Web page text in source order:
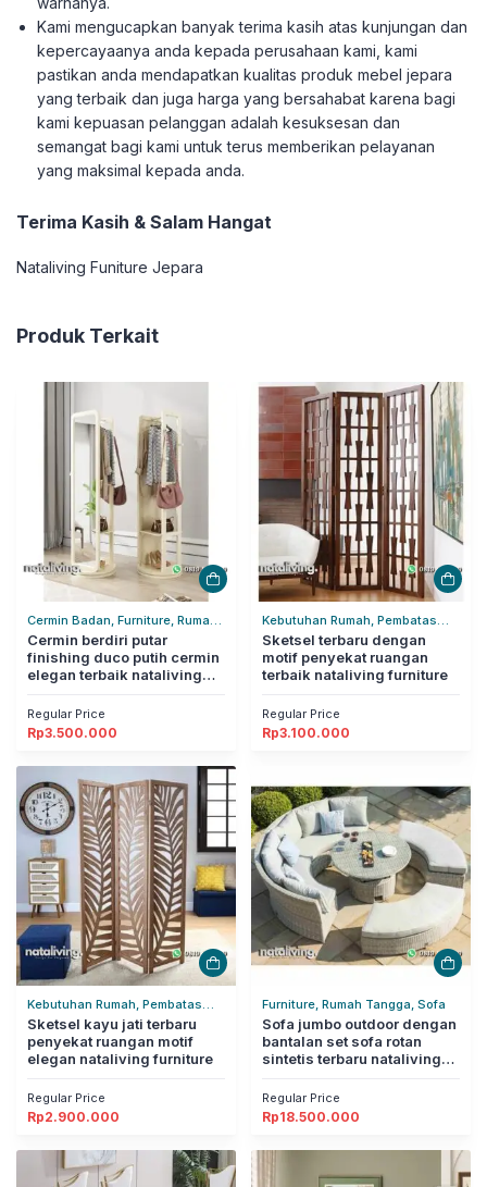
Kami mengucapkan banyak terima kasih atas kunjungan dan
kepercayaanya anda kepada perusahaan kami, kami
pastikan anda mendapatkan kualitas produk mebel jepara
yang terbaik dan juga harga yang bersahabat karena bagi
kami kepuasan pelanggan adalah kesuksesan dan
semangat bagi kami untuk terus memberikan pelayanan
yang maksimal kepada anda.
Terima Kasih & Salam Hangat
Nataliving Funiture Jepara
Produk Terkait
Cermin Badan, Furniture, Rumah
Tangga
Cermin berdiri putar
finishing duco putih cermin
elegan terbaik nataliving
Regular Price
Rp3.500.000
Kebutuhan Rumah, Pembatas
Ruangan, Rumah Tangga
Sketsel terbaru dengan
motif penyekat ruangan
terbaik nataliving furniture
Regular Price
Rp3.100.000
Kebutuhan Rumah, Pembatas
Ruangan, Rumah Tangga
Sketsel kayu jati terbaru
penyekat ruangan motif
elegan nataliving furniture
Regular Price
Rp2.900.000
Furniture, Rumah Tangga, Sofa
Sofa jumbo outdoor dengan
bantalan set sofa rotan
sintetis terbaru nataliving
Regular Price
Rp18.500.000